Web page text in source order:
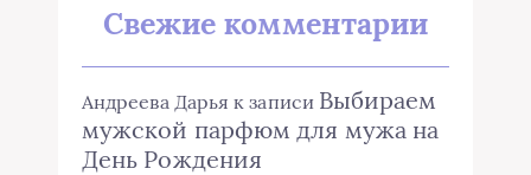
Свежие комментарии
Андреева Дарья к записи Выбираем
мужской парфюм для мужа на
День Рождения